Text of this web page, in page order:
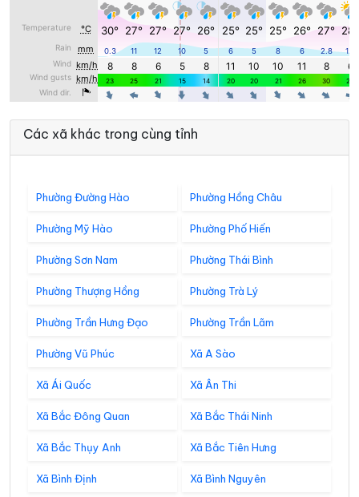
Các xã khác trong cùng tỉnh
Phường Đường Hào Phường Hồng Châu
Phường Mỹ Hào Phường Phố Hiến
Phường Sơn Nam Phường Thái Bình
Phường Thượng Hồng Phường Trà Lý
Phường Trần Hưng Đạo Phường Trần Lãm
Phường Vũ Phúc Xã A Sào
Xã Ái Quốc Xã Ân Thi
Xã Bắc Đông Quan Xã Bắc Thái Ninh
Xã Bắc Thụy Anh Xã Bắc Tiên Hưng
Xã Bình Định Xã Bình Nguyên